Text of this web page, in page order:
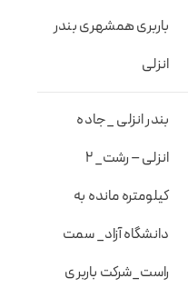
باربری همشهری بندر
انزلی
بندر انزلی _جاده
انزلی – رشت_ ۲
کیلومتره مانده به
دانشگاه آزاد_ سمت
راست_شرکت باربری